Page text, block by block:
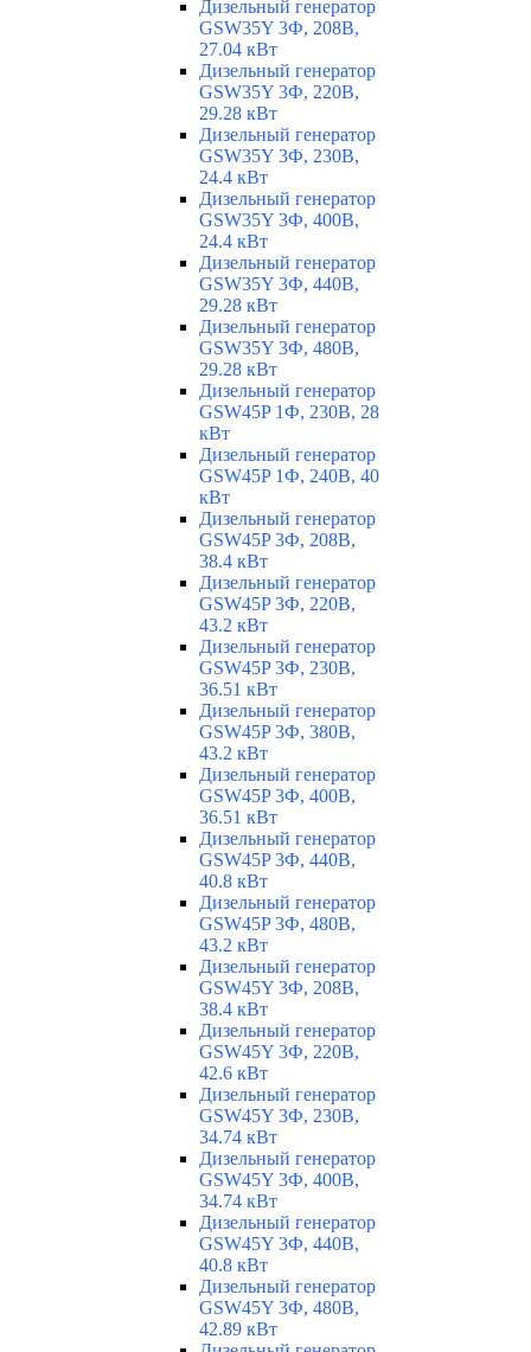
Дизельный генератор
GSW35Y 3Ф, 208В,
27.04 кВт
Дизельный генератор
GSW35Y 3Ф, 220В,
29.28 кВт
Дизельный генератор
GSW35Y 3Ф, 230В,
24.4 кВт
Дизельный генератор
GSW35Y 3Ф, 400В,
24.4 кВт
Дизельный генератор
GSW35Y 3Ф, 440В,
29.28 кВт
Дизельный генератор
GSW35Y 3Ф, 480В,
29.28 кВт
Дизельный генератор
GSW45P 1Ф, 230В, 28
кВт
Дизельный генератор
GSW45P 1Ф, 240В, 40
кВт
Дизельный генератор
GSW45P 3Ф, 208В,
38.4 кВт
Дизельный генератор
GSW45P 3Ф, 220В,
43.2 кВт
Дизельный генератор
GSW45P 3Ф, 230В,
36.51 кВт
Дизельный генератор
GSW45P 3Ф, 380В,
43.2 кВт
Дизельный генератор
GSW45P 3Ф, 400В,
36.51 кВт
Дизельный генератор
GSW45P 3Ф, 440В,
40.8 кВт
Дизельный генератор
GSW45P 3Ф, 480В,
43.2 кВт
Дизельный генератор
GSW45Y 3Ф, 208В,
38.4 кВт
Дизельный генератор
GSW45Y 3Ф, 220В,
42.6 кВт
Дизельный генератор
GSW45Y 3Ф, 230В,
34.74 кВт
Дизельный генератор
GSW45Y 3Ф, 400В,
34.74 кВт
Дизельный генератор
GSW45Y 3Ф, 440В,
40.8 кВт
Дизельный генератор
GSW45Y 3Ф, 480В,
42.89 кВт